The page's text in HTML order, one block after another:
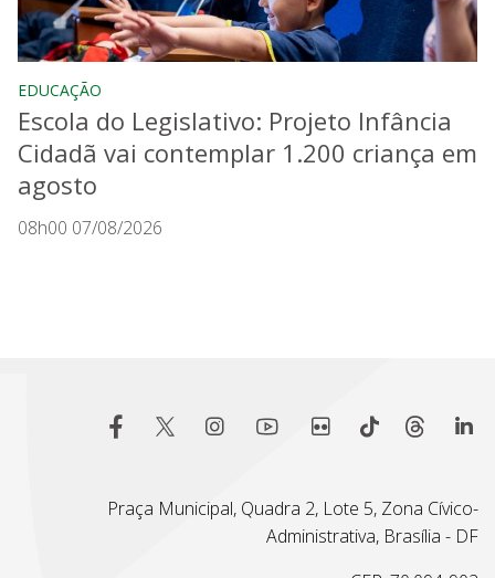
EDUCAÇÃO
Escola do Legislativo: Projeto Infância
Cidadã vai contemplar 1.200 criança em
agosto
08h00 07/08/2026
Praça Municipal, Quadra 2, Lote 5, Zona Cívico-
Administrativa, Brasília - DF